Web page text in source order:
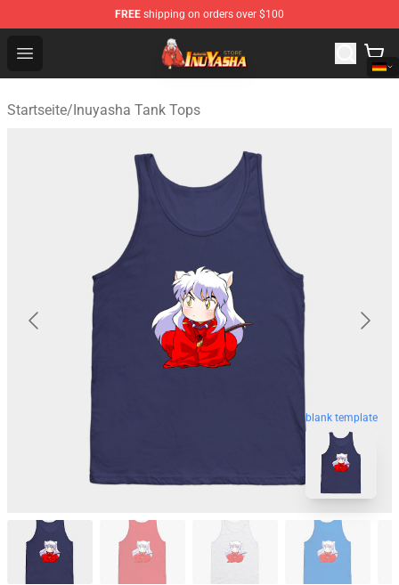
FREE shipping on orders over $100
Open menu
Inuyasha Store - Official Inuyasha Merchandise Shop
Startseite/Inuyasha Tank Tops
blank template